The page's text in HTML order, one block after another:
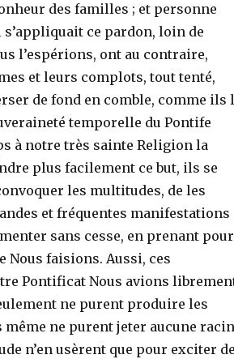
des familles ; et personne
ce pardon, loin de
l’espérions, ont au contraire,
et leurs complots, tout tenté,
de fond en comble, comme ils
temporelle du Pontife
à notre très sainte Religion la
plus facilement ce but, ils se
les multitudes, de les
et fréquentes manifestations
sans cesse, en prenant pour
Nous faisions. Aussi, ces
Pontificat Nous avions
ne purent produire les
ne purent jeter aucune
n’en usèrent que pour exciter de